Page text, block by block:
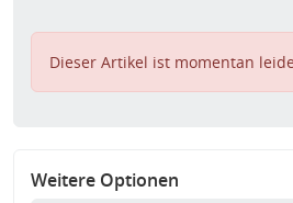
Dieser Artikel ist momentan
Weitere Optionen